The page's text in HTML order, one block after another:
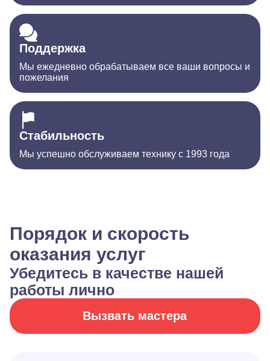
Поддержка
Мы ежедневно обрабатываем все ваши вопросы и
пожелания
Стабильность
Мы успешно обслуживаем технику с 1993 года
Порядок и скорость
оказания услуг
Убедитесь в качестве нашей
работы лично
Вызвать мастера